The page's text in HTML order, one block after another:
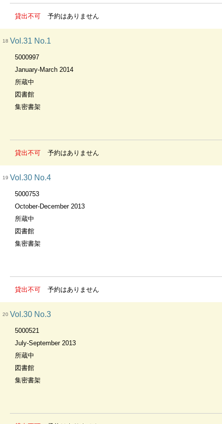
貸出不可 予約はありません
18 Vol.31 No.1
5000997
January-March 2014
所蔵中
図書館
集密書架
貸出不可 予約はありません
19 Vol.30 No.4
5000753
October-December 2013
所蔵中
図書館
集密書架
貸出不可 予約はありません
20 Vol.30 No.3
5000521
July-September 2013
所蔵中
図書館
集密書架